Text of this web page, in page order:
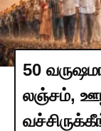
50
லஞ்சம்,